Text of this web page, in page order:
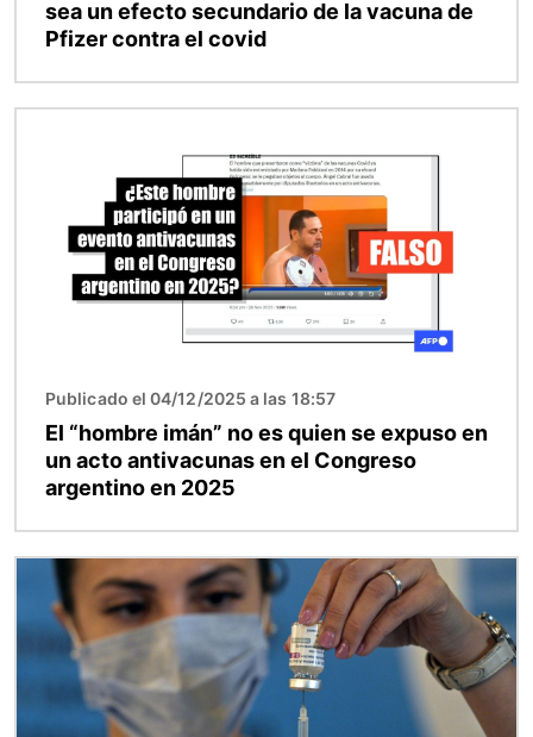
sea un efecto secundario de la vacuna de
Pfizer contra el covid
Publicado el 04/12/2025 a las 18:57
El “hombre imán” no es quien se expuso en
un acto antivacunas en el Congreso
argentino en 2025
Imagen